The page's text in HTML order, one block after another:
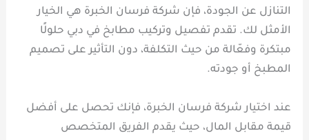
التنازل عن الجودة، فإن شركة فرسان الخبرة هي الخيار
الأمثل لك. تقدم تفصيل وتركيب مطابخ في دبي حلولًا
مبتكرة وفعّالة من حيث التكلفة، دون التأثير على تصميم
المطبخ أو جودته.
عند اختيار شركة فرسان الخبرة، فإنك تحصل على أفضل
قيمة مقابل المال، حيث يقدم الفريق المتخصص